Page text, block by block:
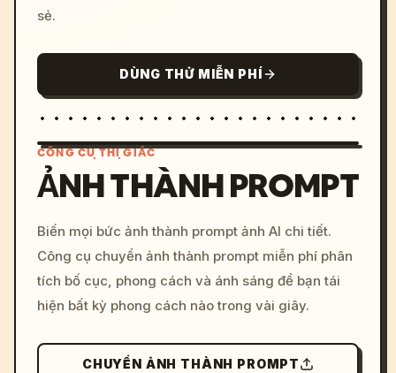
sẻ.
DÙNG THỬ MIỄN PHÍ
c, cyberpunk sunset, neon
colors, 8k --v 6.0
CÔNG CỤ THỊ GIÁC
ẢNH THÀNH PROMPT
Biến mọi bức ảnh thành prompt ảnh AI chi tiết.
Công cụ chuyển ảnh thành prompt miễn phí phân
tích bố cục, phong cách và ánh sáng để bạn tái
hiện bất kỳ phong cách nào trong vài giây.
CHUYỂN ẢNH THÀNH PROMPT